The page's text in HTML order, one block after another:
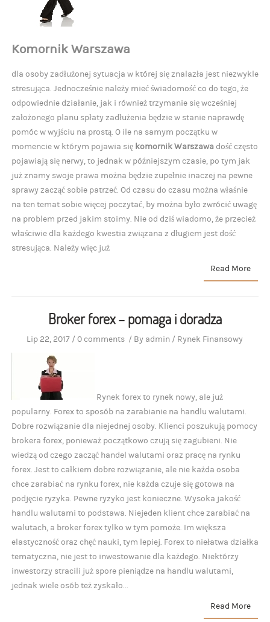
Komornik Warszawa
dla osoby zadłużonej sytuacja w której się znalazła jest niezwykle
stresująca. Jednocześnie należy mieć świadomość co do tego, że
odpowiednie działanie, jak i również trzymanie się wcześniej
założonego planu spłaty zadłużenia będzie w stanie naprawdę
pomóc w wyjściu na prostą. O ile na samym początku w
momencie w którym pojawia się komornik Warszawadość często
pojawiają się nerwy, to jednak w późniejszym czasie, po tym jak
już znamy swoje prawa można będzie zupełnie inaczej na pewne
sprawy zacząć sobie patrzeć. Od czasu do czasu można właśnie
na ten temat sobie więcej poczytać, by można było zwrócić uwagę
na problem przed jakim stoimy. Nie od dziś wiadomo, że przecież
właściwie dla każdego kwestia związana z długiem jest dość
stresująca. Należy więc już
Read More
Broker forex – pomaga i doradza
Lip 22, 2017 /0 comments / By admin / Rynek Finansowy
Rynek forex to rynek nowy, ale już
popularny. Forex to sposób na zarabianie na handlu walutami.
Dobre rozwiązanie dla niejednej osoby. Klienci poszukują pomocy
brokera forex, ponieważ początkowo czują się zagubieni. Nie
wiedzą od czego zacząć handel walutami oraz pracę na rynku
forex. Jest to całkiem dobre rozwiązanie, ale nie każda osoba
chce zarabiać na rynku forex, nie każda czuje się gotowa na
podjęcie ryzyka. Pewne ryzyko jest konieczne. Wysoka jakość
handlu walutami to podstawa. Niejeden klient chce zarabiać na
walutach, a broker forex tylko w tym pomoże. Im większa
elastyczność oraz chęć nauki, tym lepiej. Forex to niełatwa działka
tematyczna, nie jest to inwestowanie dla każdego. Niektórzy
inwestorzy stracili już spore pieniądze na handlu walutami,
jednak wiele osób też zyskało...
Read More